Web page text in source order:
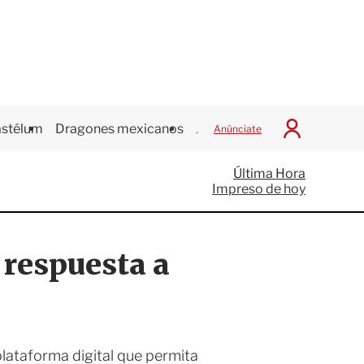
Dragones mexicanos Juegos Centroamericanos
Anúnciate
I
c
i
a
Última Hora
Impreso de hoy
a
digital que permita